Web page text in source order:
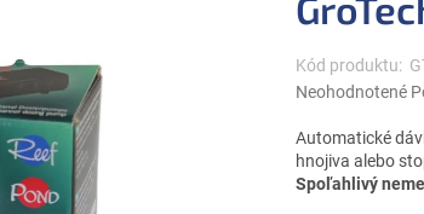
Kód produktu:
Priemerné
produktu
je
0,0
Neohodnotené
Automatické
hnojiva alebo
Spoľahlivý